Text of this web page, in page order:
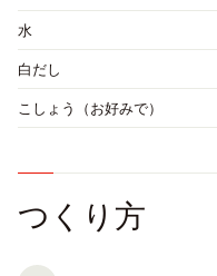
水
白だし
こしょう（お好みで）
つくり方